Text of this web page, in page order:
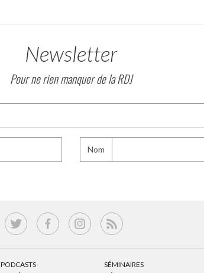
Newsletter
Pour ne rien manquer de la RDJ
Nom
PODCASTS
SÉMINAIRES